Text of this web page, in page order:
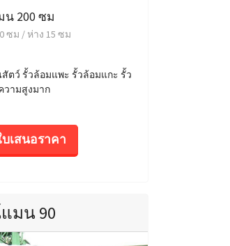
200 ซม
ซม / ห่าง 15 ซม
ตว์ รั้วล้อมแพะ รั้วล้อมแกะ รั้ว
วามสูงมาก
เสนอราคา
มน 90